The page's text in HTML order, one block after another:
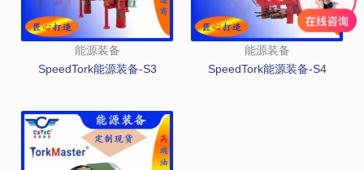
能源装备
SpeedTork能源装备-S3
能源装备
SpeedTork能源装备-S4